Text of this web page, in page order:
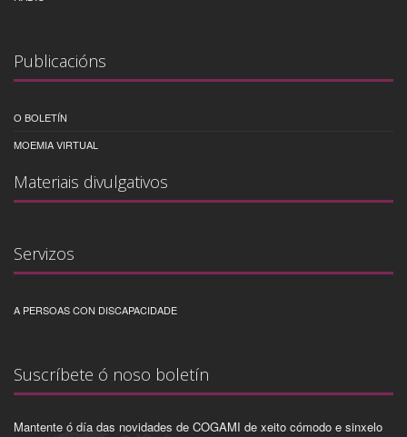
Publicacións
O BOLETÍN
MOEMIA VIRTUAL
Materiais divulgativos
Servizos
A PERSOAS CON DISCAPACIDADE
Suscríbete ó noso boletín
Mantente ó día das novidades de COGAMI de xeito cómodo e sinxelo